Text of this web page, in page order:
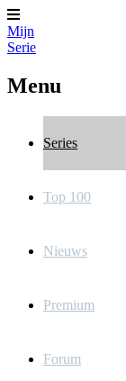
Mijn
Serie
Menu
Series
Top 100
Nieuws
Premium
Forum